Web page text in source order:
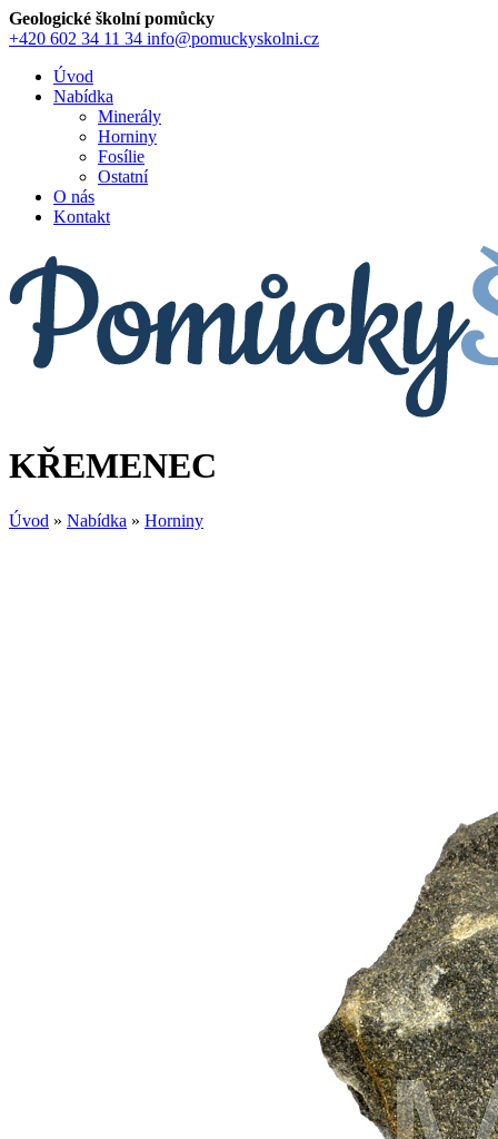
Geologické školní pomůcky
+420 602 34 11 34 info@pomuckyskolni.cz
Úvod
Nabídka
Minerály
Horniny
Fosílie
Ostatní
O nás
Kontakt
KŘEMENEC
Úvod » Nabídka » Horniny